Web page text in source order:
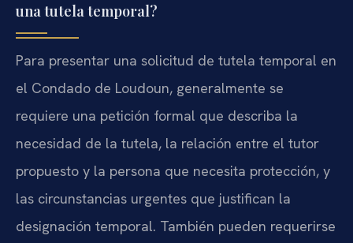
una tutela temporal?
Para presentar una solicitud de tutela temporal en
el Condado de Loudoun, generalmente se
requiere una petición formal que describa la
necesidad de la tutela, la relación entre el tutor
propuesto y la persona que necesita protección, y
las circunstancias urgentes que justifican la
designación temporal. También pueden requerirse